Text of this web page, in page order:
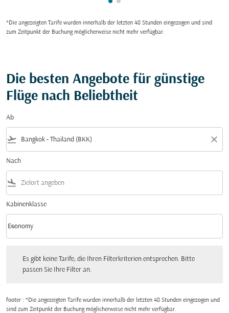
zeigt cmp-pagination-
zeigt cmp-pagination-
*Die angezeigten Tarife wurden innerhalb der letzten 48 Stunden eingezogen und sind
zum Zeitpunkt der Buchung möglicherweise nicht mehr verfügbar.
Die besten Angebote für günstige
Flüge nach Beliebtheit
Ab
flight_takeoff close
Nach
flight_land
Kabinenklasse
Kabinenklasse option Economy Selected
Economy
keyboard_arrow_down
Es gibt keine Tarife, die Ihren Filterkriterien entsprechen. Bitte
passen Sie Ihre Filter an.
footer : *Die angezeigten Tarife wurden innerhalb der letzten 48 Stunden eingezogen und
sind zum Zeitpunkt der Buchung möglicherweise nicht mehr verfügbar.